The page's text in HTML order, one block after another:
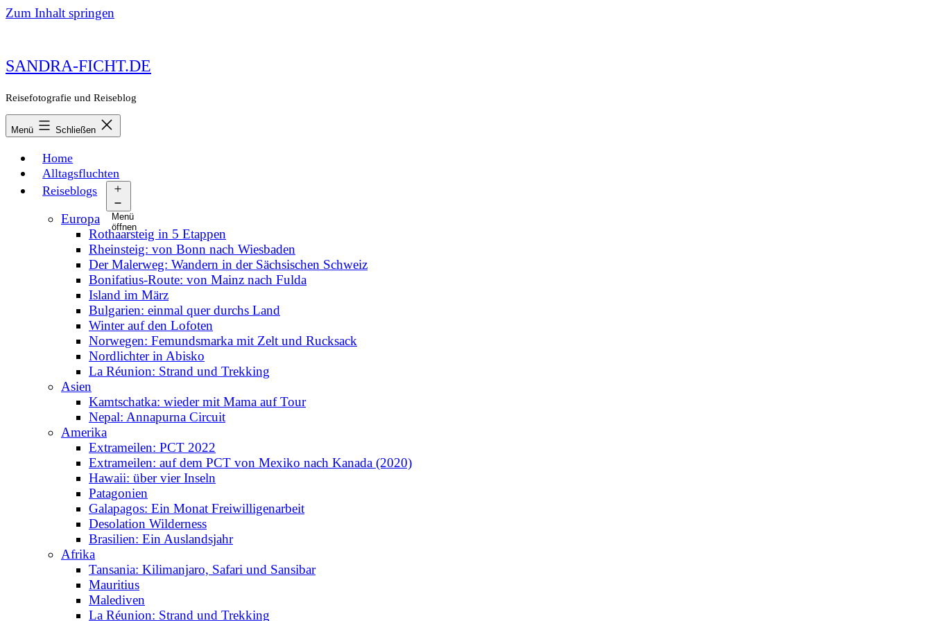
Zum Inhalt springen
SANDRA-FICHT.DE
Reisefotografie und Reiseblog
Menü Schließen
Home
Alltagsfluchten
Reiseblogs
Menü
öffnen
Europa
Rothaarsteig in 5 Etappen
Rheinsteig: von Bonn nach Wiesbaden
Der Malerweg: Wandern in der Sächsischen Schweiz
Bonifatius-Route: von Mainz nach Fulda
Island im März
Bulgarien: einmal quer durchs Land
Winter auf den Lofoten
Norwegen: Femundsmarka mit Zelt und Rucksack
Nordlichter in Abisko
La Réunion: Strand und Trekking
Asien
Kamtschatka: wieder mit Mama auf Tour
Nepal: Annapurna Circuit
Amerika
Extrameilen: PCT 2022
Extrameilen: auf dem PCT von Mexiko nach Kanada (2020)
Hawaii: über vier Inseln
Patagonien
Galapagos: Ein Monat Freiwilligenarbeit
Desolation Wilderness
Brasilien: Ein Auslandsjahr
Afrika
Tansania: Kilimanjaro, Safari und Sansibar
Mauritius
Malediven
La Réunion: Strand und Trekking